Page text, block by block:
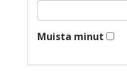
Muista minut